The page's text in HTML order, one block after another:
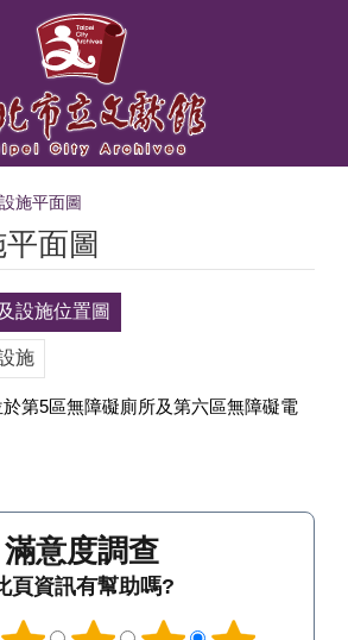
施平面圖
面圖
設施位置圖
施
第5區無障礙廁所及第六區無障礙電
滿意度調查
頁資訊有幫助嗎?